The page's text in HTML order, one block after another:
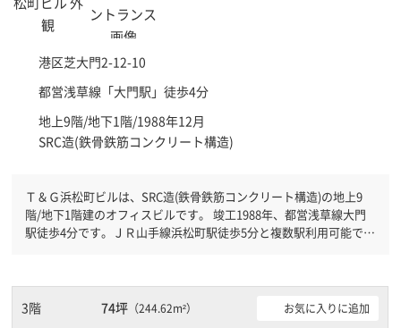
港区芝大門2-12-10
都営浅草線「大門駅 」徒歩4分
地上9階/地下1階/1988年12月
SRC造(鉄骨鉄筋コンクリート構造)
Ｔ＆Ｇ浜松町ビルは、SRC造(鉄骨鉄筋コンクリート構造)の地上9
階/地下1階建のオフィスビルです。 竣工1988年、都営浅草線大門
駅徒歩4分です。ＪＲ山手線浜松町駅徒歩5分と複数駅利用可能で
ている方にオススメです。土日・祝日も利用可能になりますので自
由に出入りが出来ます。駐車場完備なので、車の必要なお客様には
3階 74坪 （244.62m²） お気に入りに追加